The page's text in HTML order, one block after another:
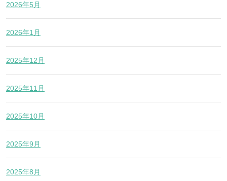
2026年5月
2026年1月
2025年12月
2025年11月
2025年10月
2025年9月
2025年8月